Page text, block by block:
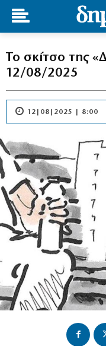
Το σκίτσο της
12/08/2025
12|08|2025 | 8:00